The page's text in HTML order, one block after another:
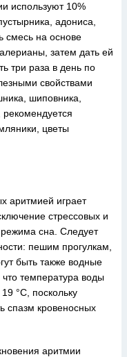
используют 10%
адониса,
смесь на основе
затем дать ей
три раза в день по
свойствами
шиповника,
цветы
аритмией играет
стрессовых и
сна. Следует
пешим прогулкам,
быть также водные
температура воды
°С, поскольку
спазм кровеносных
аритмии